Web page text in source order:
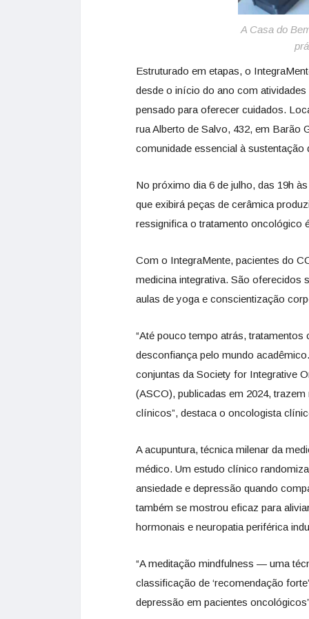
A Casa do
Estruturado em etapas, o
desde o início do ano com
pensado para oferecer cuidados.
rua Alberto de Salvo, 432, em Barão
comunidade essencial à
No próximo dia 6 de julho, das 19h
que exibirá peças de cerâmica
ressignifica o tratamento oncológico
Com o IntegraMente, pacientes do
medicina integrativa. São oferecidos
aulas de yoga e conscientização
“Até pouco tempo atrás,
desconfiança pelo mundo
conjuntas da Society for Integrative
(ASCO), publicadas em 2024,
clínicos”, destaca o oncologista
A acupuntura, técnica milenar da
médico. Um estudo clínico
ansiedade e depressão quando
também se mostrou eficaz para
hormonais e neuropatia periférica
“A meditação mindfulness — uma
classificação de ‘recomendação
depressão em pacientes